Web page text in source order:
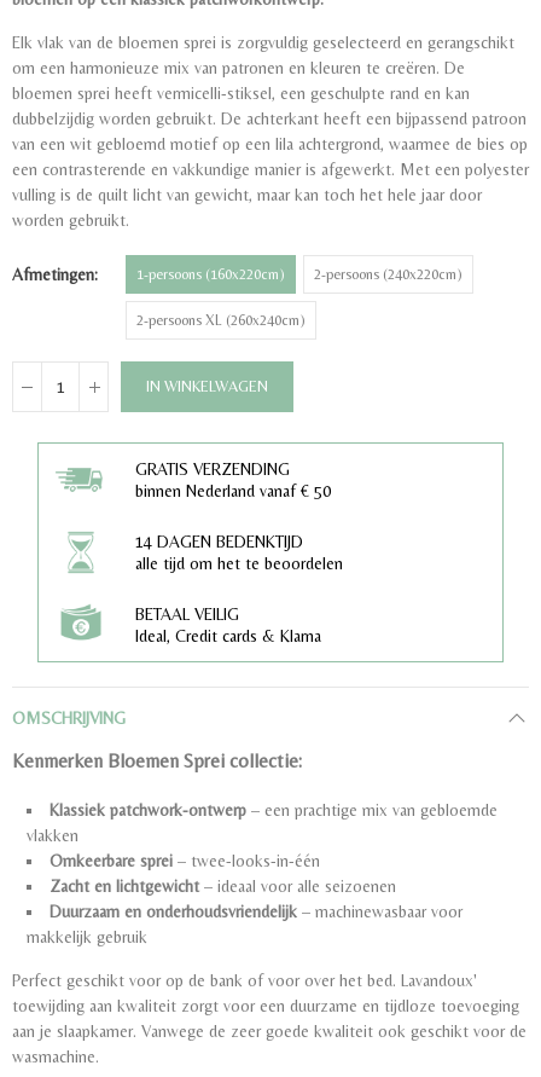
Elk vlak van de bloemen sprei is zorgvuldig geselecteerd en gerangschikt
om een harmonieuze mix van patronen en kleuren te creëren. De
bloemen sprei heeft vermicelli-stiksel, een geschulpte rand en kan
dubbelzijdig worden gebruikt. De achterkant heeft een bijpassend patroon
van een wit gebloemd motief op een lila achtergrond, waarmee de bies op
een contrasterende en vakkundige manier is afgewerkt. Met een polyester
vulling is de quilt licht van gewicht, maar kan toch het hele jaar door
worden gebruikt.
Afmetingen 1-persoons (160x220cm) 2-persoons (240x220cm)
2-persoons XL (260x240cm)
IN WINKELWAGEN
GRATIS VERZENDING
binnen Nederland vanaf € 50
14 DAGEN BEDENKTIJD
alle tijd om het te beoordelen
BETAAL VEILIG
Ideal, Credit cards & Klarna
OMSCHRIJVING
Kenmerken Bloemen Sprei collectie:
Klassiek patchwork-ontwerp – een prachtige mix van gebloemde
vlakken
Omkeerbare sprei – twee-looks-in-één
Zacht en lichtgewicht – ideaal voor alle seizoenen
Duurzaam en onderhoudsvriendelijk – machinewasbaar voor
makkelijk gebruik
Perfect geschikt voor op de bank of voor over het bed. Lavandoux'
toewijding aan kwaliteit zorgt voor een duurzame en tijdloze toevoeging
aan je slaapkamer. Vanwege de zeer goede kwaliteit ook geschikt voor de
wasmachine.